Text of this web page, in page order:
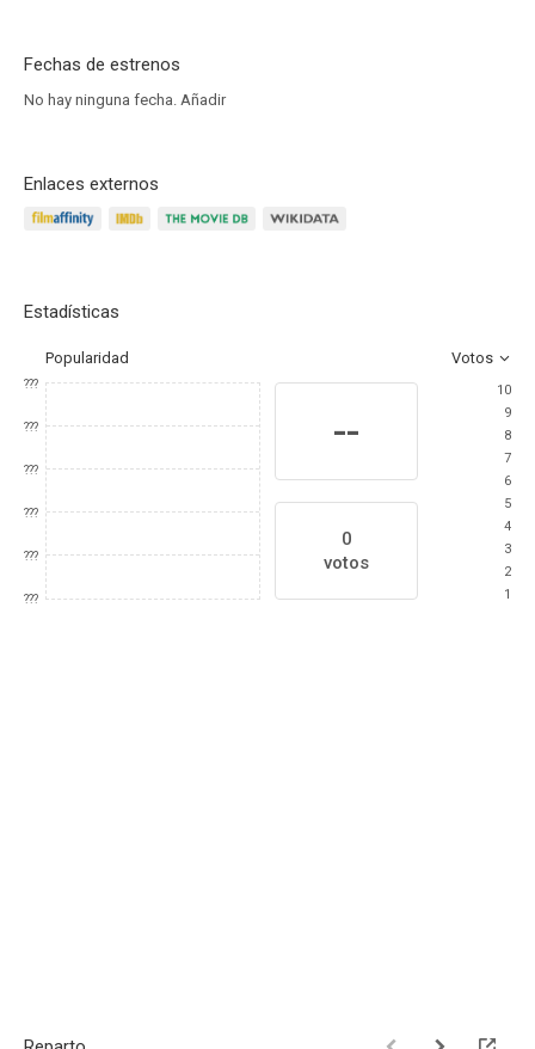
Fechas de estrenos
No hay ninguna fecha. Añadir
Enlaces externos
Estadísticas
Popularidad Votos
???
???
???
???
???
???
--
0
votos
10
9
8
7
6
5
4
3
2
1